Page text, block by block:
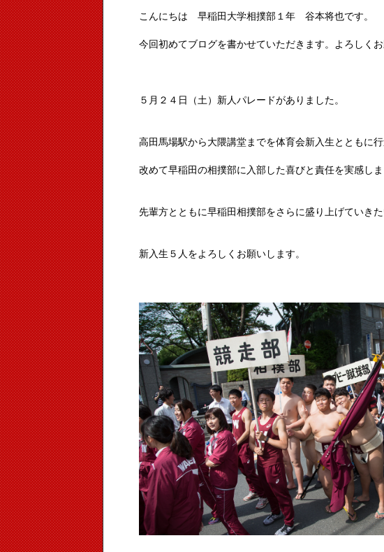
こんにちは 早稲田大学相撲部１年 谷本将也です。
今回初めてブログを書かせていただきます。よろしくお
５月２４日（土）新人パレードがありました。
高田馬場駅から大隈講堂までを体育会新入生とともに行
改めて早稲田の相撲部に入部した喜びと責任を実感しま
先輩方とともに早稲田相撲部をさらに盛り上げていきた
新入生５人をよろしくお願いします。